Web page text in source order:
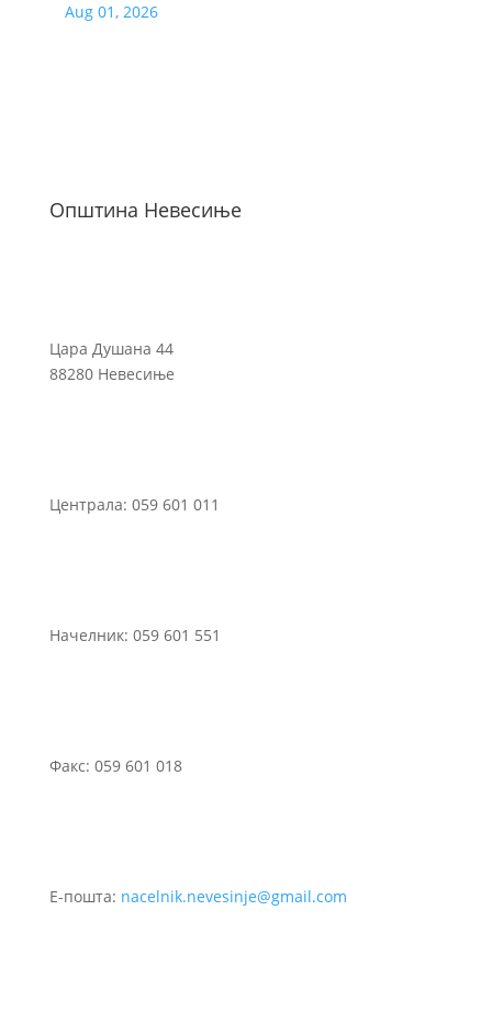
Aug 01, 2026
Општина Невесиње
Цара Душана 44
88280 Невесиње
Централа: 059 601 011
Начелник: 059 601 551
Факс: 059 601 018
Е-пошта: nacelnik.nevesinje@gmail.com